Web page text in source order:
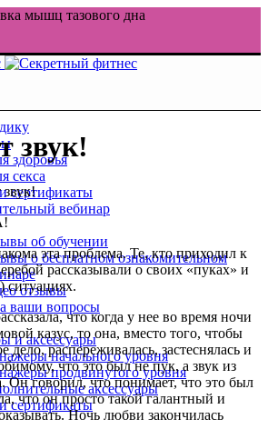
мышц тазового дна
здоровья
секса
сертификаты
вебинар
об обучении
о бесплатном ознакомительном
отзывы
ваши вопросы
и аксессуары
начального уровня
продвинутого уровня
аксессуары
сертификаты
звук!
эта проблема. Те, кто приходил к
рассказывали о своих «пуках» и
ситуациях.
что когда у нее во время ночи
казус, то она, вместо того, чтобы
распереживалась, застеснялась и
что это был не пук, а звук из
Он говорил, что понимает, что это был
что он просто такой галантный и
Ночь любви закончилась